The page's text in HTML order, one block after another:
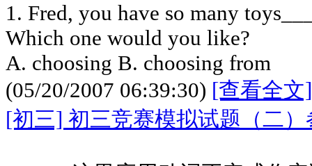
1. Fred, you have so many
Which one would you like?
A. choosing B. choosing from
(05/20/2007 06:39:30) [查看全文]
[初三] 初三竞赛模拟试题（二